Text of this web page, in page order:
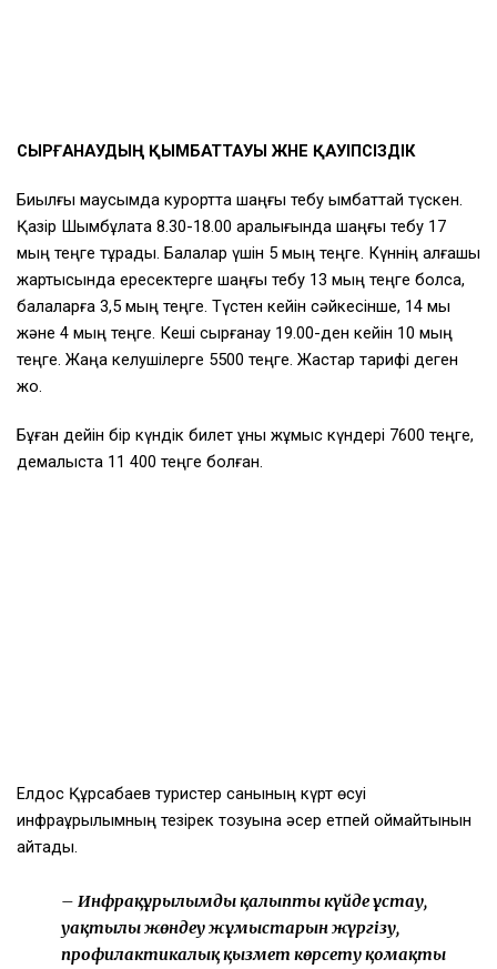
СЫРҒАНАУДЫҢ ҚЫМБАТТАУЫ ЖӘНЕ ҚАУІПСІЗДІК
Биылғы маусымда курортта шаңғы тебу қымбаттай түскен.
Қазір Шымбұлақта 8.30-18.00 аралығында шаңғы тебу 17
мың теңге тұрады. Балалар үшін 5 мың теңге. Күннің алғашқы
жартысында ересектерге шаңғы тебу 13 мың теңге болса,
балаларға 3,5 мың теңге. Түстен кейін сәйкесінше, 14 мы
және 4 мың теңге. Кеші сырғанау 19.00-ден кейін 10 мың
теңге. Жаңа келушілерге 5500 теңге. Жастар тарифі деген
жоқ.
Бұған дейін бір күндік билет құны жұмыс күндері 7600 теңге,
демалыста 11 400 теңге болған.
Елдос Құрсабаев туристер санының күрт өсуі
инфрақұрылымның тезірек тозуына әсер етпей қоймайтынын
айтады.
– Инфрақұрылымды қалыпты күйде ұстау,
уақтылы жөндеу жұмыстарын жүргізу,
профилактикалық қызмет көрсету қомақты